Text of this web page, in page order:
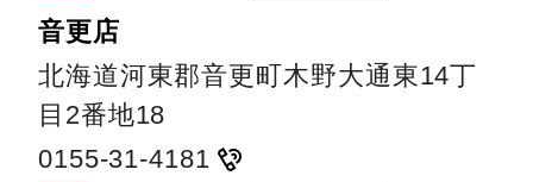
音更店
北海道河東郡音更町木野大通東14丁
目2番地18
0155-31-4181